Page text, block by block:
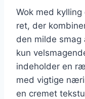
Wok med
ret, der
den milde smag
kun
indeholder en
med vigtige
en cremet